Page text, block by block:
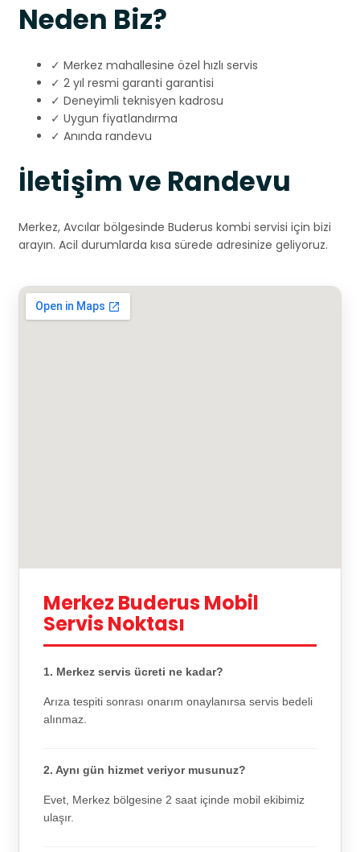
Neden Biz?
✓ Merkez mahallesine özel hızlı servis
✓ 2 yıl resmi garanti garantisi
✓ Deneyimli teknisyen kadrosu
✓ Uygun fiyatlandırma
✓ Anında randevu
İletişim ve Randevu
Merkez, Avcılar bölgesinde Buderus kombi servisi için bizi
arayın. Acil durumlarda kısa sürede adresinize geliyoruz.
Merkez Buderus Mobil
Servis Noktası
1. Merkez servis ücreti ne kadar?
Arıza tespiti sonrası onarım onaylanırsa servis bedeli
alınmaz.
2. Aynı gün hizmet veriyor musunuz?
Evet, Merkez bölgesine 2 saat içinde mobil ekibimiz
ulaşır.